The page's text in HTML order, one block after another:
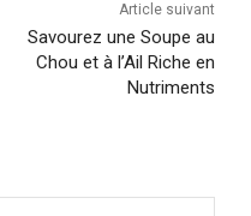
Article suivant
Savourez une Soupe au
Chou et à l’Ail Riche en
Nutriments